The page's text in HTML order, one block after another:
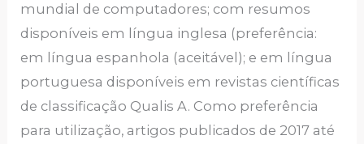
mundial de computadores; com resumos
disponíveis em língua inglesa (preferência:
em língua espanhola (aceitável); e em língua
portuguesa disponíveis em revistas científicas
de classificação Qualis A. Como preferência
para utilização, artigos publicados de 2017 até